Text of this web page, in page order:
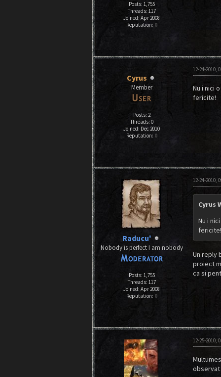
Posts: 1,755
Threads: 117
Joined: Apr 2008
Reputation: 0
Cyrus
Member
Posts: 2
Threads: 0
Joined: Dec 2010
Reputation: 0
12-24-2010,
Nu i nici
fericite!
Raducu'
Nobody is perfect I am nobody
Posts: 1,755
Threads: 117
Joined: Apr 2008
Reputation: 0
12-24-2010,
Cyrus
Nu i
fericite!
Un reply
proiect
ca si
12-25-2010,
observat